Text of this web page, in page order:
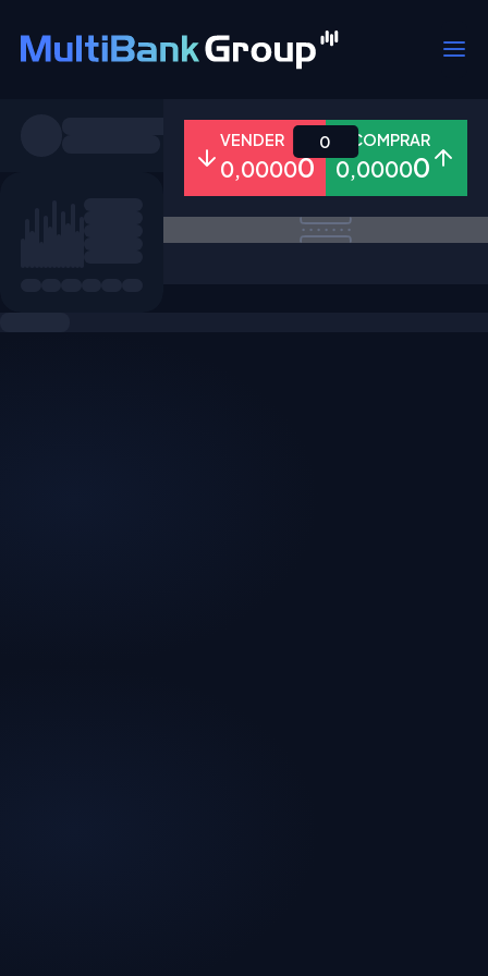
Todos Forex Metais Ações
VENDER
0,00000
COMPRAR
0,00000
0